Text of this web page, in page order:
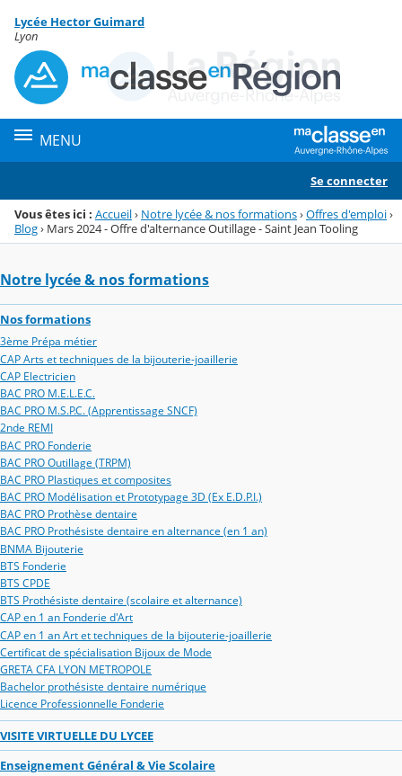
Menu de la rubrique
Contenu
Lycée Hector Guimard
Lyon
MENU
Se connecter
Vous êtes ici : Accueil› Notre lycée & nos formations›Offres d'emploi›
Blog› Mars 2024 - Offre d'alternance Outillage - Saint Jean Tooling
Notre lycée & nos formations
Nos formations
3ème Prépa métier
CAP Arts et techniques de la bijouterie-joaillerie
CAP Electricien
BAC PRO M.E.L.E.C.
BAC PRO M.S.P.C. (Apprentissage SNCF)
2nde REMI
BAC PRO Fonderie
BAC PRO Outillage (TRPM)
BAC PRO Plastiques et composites
BAC PRO Modélisation et Prototypage 3D (Ex E.D.P.I.)
BAC PRO Prothèse dentaire
BAC PRO Prothésiste dentaire en alternance (en 1 an)
BNMA Bijouterie
BTS Fonderie
BTS CPDE
BTS Prothésiste dentaire (scolaire et alternance)
CAP en 1 an Fonderie d'Art
CAP en 1 an Art et techniques de la bijouterie-joaillerie
Certificat de spécialisation Bijoux de Mode
GRETA CFA LYON METROPOLE
Bachelor prothésiste dentaire numérique
Licence Professionnelle Fonderie
VISITE VIRTUELLE DU LYCEE
Enseignement Général & Vie Scolaire